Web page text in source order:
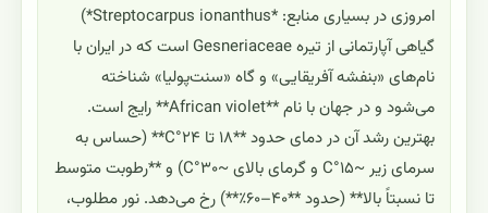
امروزی در بسیاری منابع: *Streptocarpus ionanthus*)
گیاهی آپارتمانی از تیره Gesneriaceae است که در ایران با
نام‌های «بنفشه آفریقایی» و گاه «سنت‌پولیا» شناخته
می‌شود و در جهان با نام **African violet** رایج است.
بهترین رشد آن در دمای حدود **۱۸ تا ۲۴°C** (حساس به
سرمای زیر ~۱۵°C و گرمای بالای ~۳۰°C) و **رطوبت متوسط
تا نسبتاً بالا** (حدود **۴۰–۶۰٪**) رخ می‌دهد. نور مطلوب،